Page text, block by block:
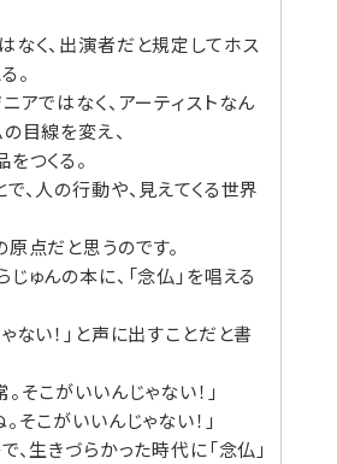
なく、出演者だと規定してホス
。
アではなく、アーティストなん
目線を変え、
つくる。
、人の行動や、見えてくる世界
点だと思うのです。
ゅんの本に、「念仏」を唱える
ない！」と声に出すことだと書
そこがいいんじゃない！」
そこがいいんじゃない！」
、生きづらかった時代に「念仏」